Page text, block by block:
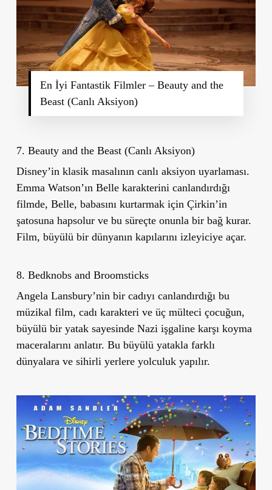
En İyi Fantastik Filmler – Beauty and the
Beast (Canlı Aksiyon)
7. Beauty and the Beast (Canlı Aksiyon)
Disney’in klasik masalının canlı aksiyon uyarlaması.
Emma Watson’ın Belle karakterini canlandırdığı
filmde, Belle, babasını kurtarmak için Çirkin’in
şatosuna hapsolur ve bu süreçte onunla bir bağ kurar.
Film, büyülü bir dünyanın kapılarını izleyiciye açar.
8. Bedknobs and Broomsticks
Angela Lansbury’nin bir cadıyı canlandırdığı bu
müzikal film, cadı karakteri ve üç mülteci çocuğun,
büyülü bir yatak sayesinde Nazi işgaline karşı koyma
maceralarını anlatır. Bu büyülü yatakla farklı
dünyalara ve sihirli yerlere yolculuk yapılır.